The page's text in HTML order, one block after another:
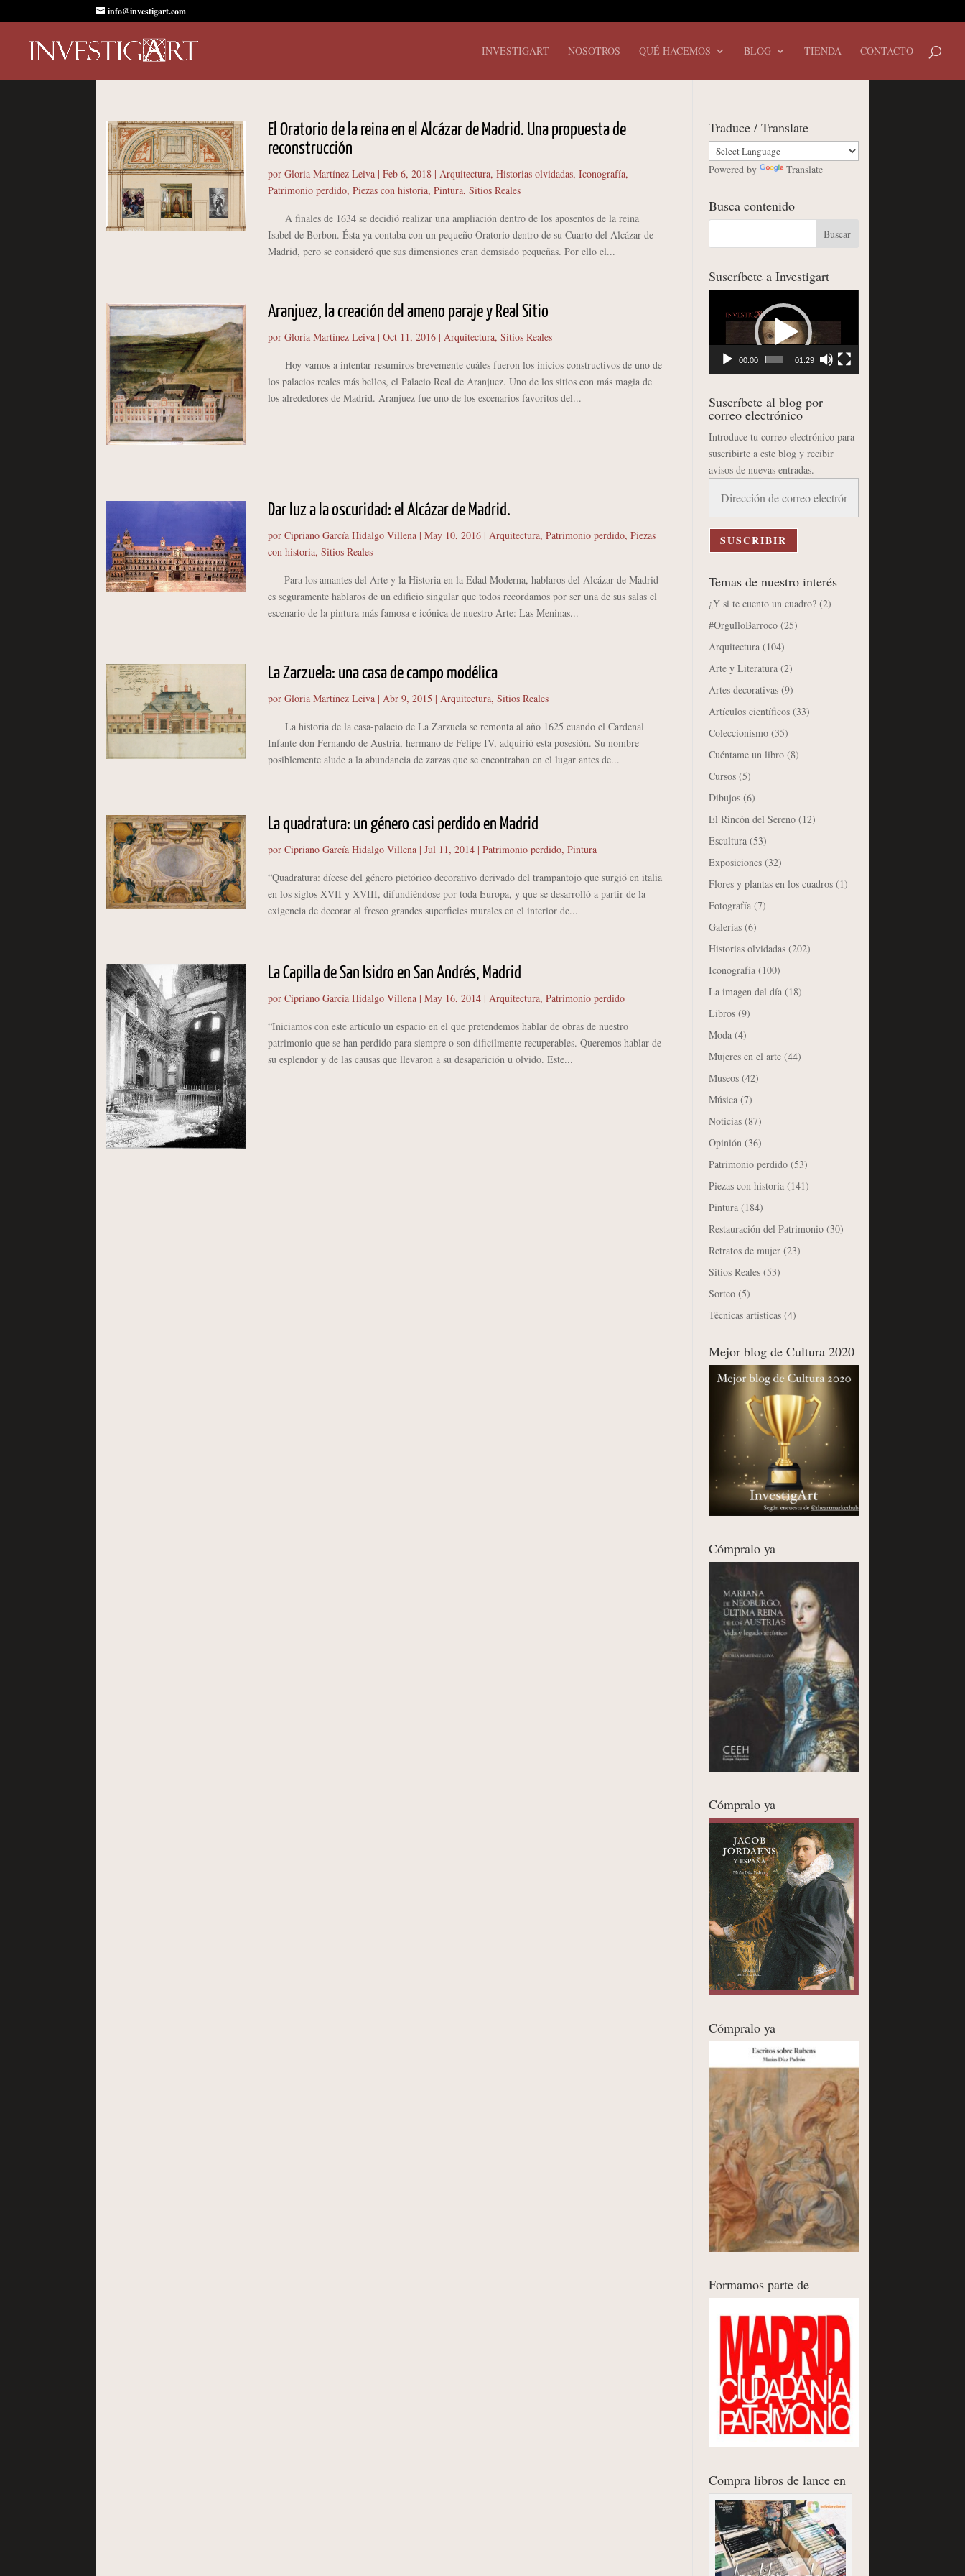
info@investigart.com
INVESTIGART NOSOTROS QUÉ HACEMOS BLOG TIENDA CONTACTO
El Oratorio de la reina en el Alcázar de Madrid. Una propuesta de
reconstrucción
por Gloria Martínez Leiva| Feb 6, 2018| Arquitectura, Historias olvidadas, Iconografía,
Patrimonio perdido, Piezas con historia, Pintura, Sitios Reales
A finales de 1634 se decidió realizar una ampliación dentro de los aposentos de la reina
Isabel de Borbon. Ésta ya contaba con un pequeño Oratorio dentro de su Cuarto del Alcázar de
Madrid, pero se consideró que sus dimensiones eran demsiado pequeñas. Por ello el...
Aranjuez, la creación del ameno paraje y Real Sitio
por Gloria Martínez Leiva| Oct 11, 2016| Arquitectura, Sitios Reales
Hoy vamos a intentar resumiros brevemente cuáles fueron los inicios constructivos de uno de
los palacios reales más bellos, el Palacio Real de Aranjuez. Uno de los sitios con más magia de
los alrededores de Madrid. Aranjuez fue uno de los escenarios favoritos del...
Dar luz a la oscuridad: el Alcázar de Madrid.
por Cipriano García Hidalgo Villena| May 10, 2016| Arquitectura, Patrimonio perdido, Piezas
con historia, Sitios Reales
Para los amantes del Arte y la Historia en la Edad Moderna, hablaros del Alcázar de Madrid
es seguramente hablaros de un edificio singular que todos recordamos por ser una de sus salas el
escenario de la pintura más famosa e icónica de nuestro Arte: Las Meninas...
La Zarzuela: una casa de campo modélica
por Gloria Martínez Leiva| Abr 9, 2015 | Arquitectura, Sitios Reales
La historia de la casa-palacio de La Zarzuela se remonta al año 1625 cuando el Cardenal
Infante don Fernando de Austria, hermano de Felipe IV, adquirió esta posesión. Su nombre
posiblemente alude a la abundancia de zarzas que se encontraban en el lugar antes de...
La quadratura: un género casi perdido en Madrid
por Cipriano García Hidalgo Villena| Jul 11, 2014| Patrimonio perdido, Pintura
“Quadratura: dícese del género pictórico decorativo derivado del trampantojo que surgió en italia
en los siglos XVII y XVIII, difundiéndose por toda Europa, y que se desarrolló a partir de la
exigencia de decorar al fresco grandes superficies murales en el interior de...
La Capilla de San Isidro en San Andrés, Madrid
por Cipriano García Hidalgo Villena| May 16, 2014| Arquitectura, Patrimonio perdido
“Iniciamos con este artículo un espacio en el que pretendemos hablar de obras de nuestro
patrimonio que se han perdido para siempre o son dificilmente recuperables. Queremos hablar de
su esplendor y de las causas que llevaron a su desaparición u olvido. Este...
Traduce / Translate
Powered by Translate
Busca contenido
Suscríbete a Investigart
00:00 01:29
Suscríbete al blog por
correo electrónico
Introduce tu correo electrónico para
suscribirte a este blog y recibir
avisos de nuevas entradas.
correo
electrónico
SUSCRIBIR
Temas de nuestro interés
¿Y si te cuento un cuadro? (2)
#OrgulloBarroco (25)
Arquitectura (104)
Arte y Literatura (2)
Artes decorativas (9)
Artículos científicos (33)
Coleccionismo (35)
Cuéntame un libro (8)
Cursos (5)
Dibujos (6)
El Rincón del Sereno (12)
Escultura (53)
Exposiciones (32)
Flores y plantas en los cuadros (1)
Fotografía (7)
Galerías (6)
Historias olvidadas (202)
Iconografía (100)
La imagen del día (18)
Libros (9)
Moda (4)
Mujeres en el arte (44)
Museos (42)
Música (7)
Noticias (87)
Opinión (36)
Patrimonio perdido (53)
Piezas con historia (141)
Pintura (184)
Restauración del Patrimonio (30)
Retratos de mujer (23)
Sitios Reales (53)
Sorteo (5)
Técnicas artísticas (4)
Mejor blog de Cultura 2020
Cómpralo ya
Cómpralo ya
Cómpralo ya
Formamos parte de
Compra libros de lance en